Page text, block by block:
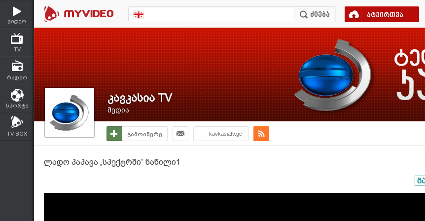
ვიდეო
TV
რადიო
სპორტი
TV BOX
ატვირთვა
კავკასია TV
მედია
გამოიწერე kavkasiatv.ge
ლადო პაპავა „სპექტრში“ ნაწილი1